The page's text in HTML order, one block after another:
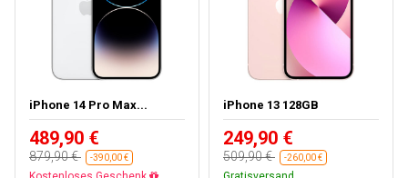
iPhone 14 Pro Max...
489,90 €
879,90 € -390,00 €
iPhone 13 128GB
249,90 €
509,90 € -260,00 €